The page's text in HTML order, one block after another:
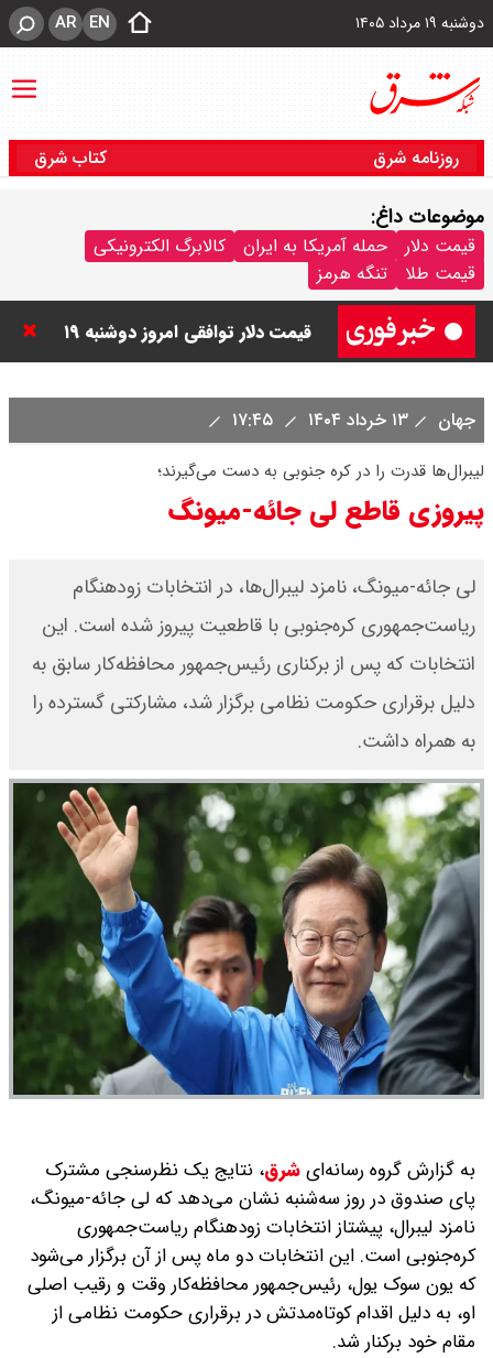
دوشنبه ۱۹ مرداد ۱۴۰۵ EN
AR
روزنامه شرق کتاب شرق
موضوعات داغ:
قیمت دلار حمله آمریکا به ایران
کالابرگ الکترونیکی
قیمت طلا
تنگه هرمز
قیمت دینار عراق امروز دوشنبه ۱۹
مرداد ۱۴۰۵ / هر دینار چند؟ + جدول
قیمت دلار توافقی امروز دوشنبه ۱۹
تاریخی
مرداد ۱۴۰۵ / قیمت سکه امامی چند؟
+ جدول
قیمت خودروهای سایپا امروز دوشنبه
۱۹ مرداد ۱۴۰۵ / قیمت چانگان چند؟ +
قیمت خودرو‌های ایران خودرو امروز
دوشنبه ۱۹ مرداد ۱۴۰۵ / قیمت پژو
۲۰۷ چند ؟ + جدول
جهان ۱۳ خرداد ۱۴۰۴
لیبرال‌ها قدرت را در کره جنوبی به دست می‌گیرند؛
پیروزی قاطع لی جائه-میونگ
لی جائه-میونگ، نامزد لیبرال‌ها، در انتخابات زودهنگام
ریاست‌جمهوری کره‌جنوبی با قاطعیت پیروز شده است. این
انتخابات که پس از برکناری رئیس‌جمهور محافظه‌کار سابق به
دلیل برقراری حکومت نظامی برگزار شد، مشارکتی گسترده را
به همراه داشت.
به گزارش گروه رسانه‌ایشرق، نتایج یک نظرسنجی مشترک
پای صندوق در روز سه‌شنبه نشان می‌دهد که لی جائه-میونگ،
نامزد لیبرال، پیشتاز انتخابات زودهنگام ریاست‌جمهوری
کره‌جنوبی است. این انتخابات دو ماه پس از آن برگزار می‌شود
که یون سوک یول، رئیس‌جمهور محافظه‌کار وقت و رقیب اصلی
او، به دلیل اقدام کوتاه‌مدتش در برقراری حکومت نظامی از
مقام خود برکنار شد.